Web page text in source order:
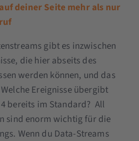
deiner Seite mehr als nur
gibt es inzwischen
die hier abseits des
werden können, und das
Ereignisse übergibt
bereits im Standard? All
sind enorm wichtig für die
Wenn du Data-Streams